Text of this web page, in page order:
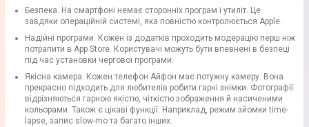
Безпека. На смартфоні немає сторонніх програм і утиліт. Це
завдяки операційній системі, яка повністю контролюється Apple.
Надійні програми. Кожен із додатків проходить модерацію перш ніж
потрапити в App Store. Користувачі можуть бути впевнені в безпеці
під час установки чергової програми.
Якісна камера. Кожен телефон Айфон має потужну камеру. Вона
прекрасно підходить для любителів робити гарні знімки. Фотографії
відрізняються гарною якістю, чіткістю зображення й насиченими
кольорами. Також є цікаві функції. Наприклад, режим зйомки time-
lapse, запис slow-mo та багато інших.